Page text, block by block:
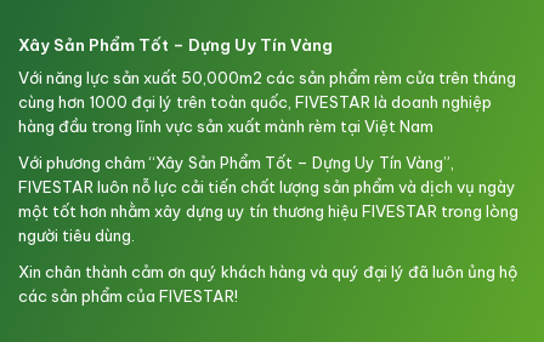
Xây Sản Phẩm Tốt – Dựng Uy Tín Vàng
Với năng lực sản xuất 50,000m2 các sản phẩm rèm cửa trên tháng
cùng hơn 1000 đại lý trên toàn quốc, FIVESTAR là doanh nghiệp
hàng đầu trong lĩnh vực sản xuất mành rèm tại Việt Nam
Với phương châm “Xây Sản Phẩm Tốt – Dựng Uy Tín Vàng”,
FIVESTAR luôn nỗ lực cải tiến chất lượng sản phẩm và dịch vụ ngày
một tốt hơn nhằm xây dựng uy tín thương hiệu FIVESTAR trong lòng
người tiêu dùng.
Xin chân thành cảm ơn quý khách hàng và quý đại lý đã luôn ủng hộ
các sản phẩm của FIVESTAR!